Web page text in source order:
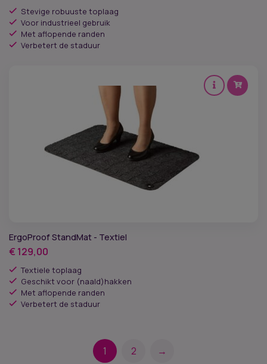
Stevige robuuste toplaag
Voor industrieel gebruik
Met aflopende randen
Verbetert de staduur
ErgoProof StandMat - Textiel
€ 129,00
Textiele toplaag
Geschikt voor (naald)hakken
Met aflopende randen
Verbetert de staduur
1 2 →